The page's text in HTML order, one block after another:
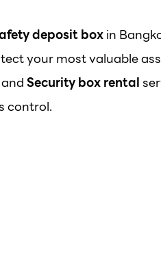
deposit boxin
your most valuable
andSecurity box rental
control.